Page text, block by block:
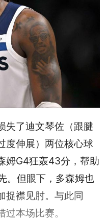
失了迪文琴佐（跟腱
度伸展）两位核心球
姆G4狂轰43分，帮助
。但眼下，多森姆也
捉襟见肘。与此同
本场比赛。